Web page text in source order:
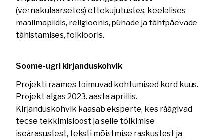
(vernakulaarsetes) ettekujutustes, keelelises
maailmapildis, religioonis, pühade ja tähtpäevade
tähistamises, folklooris.
Soome-ugri kirjanduskohvik
Projekti raames toimuvad kohtumised kord kuus.
Projekt algas 2023. aasta aprillis.
Kirjanduskohvik kaasab eksperte, kes räägivad
teose tekkimisloost ja selle tõlkimise
iseärasustest, teksti mõistmise raskustest ja